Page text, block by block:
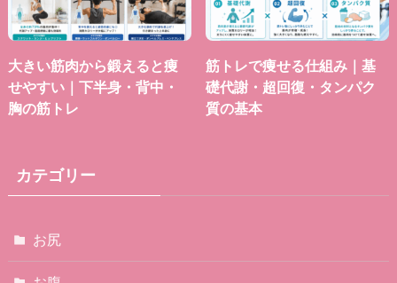
大きい筋肉から鍛えると痩
せやすい｜下半身・背中・
胸の筋トレ
筋トレで痩せる仕組み｜基
礎代謝・超回復・タンパク
質の基本
カテゴリー
お尻